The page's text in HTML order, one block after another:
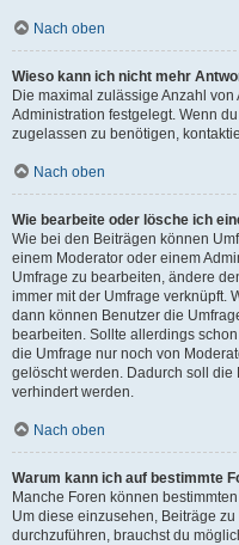
Nach oben
Wieso kann ich nicht mehr
Die maximal zulässige Anzahl
Administration festgelegt. Wenn
zugelassen zu benötigen,
Nach oben
Wie bearbeite oder lösche ich
Wie bei den Beiträgen können
einem Moderator oder einem
Umfrage zu bearbeiten, ändere
immer mit der Umfrage verknüpft.
dann können Benutzer die
bearbeiten. Sollte allerdings
die Umfrage nur noch von
gelöscht werden. Dadurch soll
verhindert werden.
Nach oben
Warum kann ich auf bestimmte
Manche Foren können
Um diese einzusehen, Beiträge
durchzuführen, brauchst du